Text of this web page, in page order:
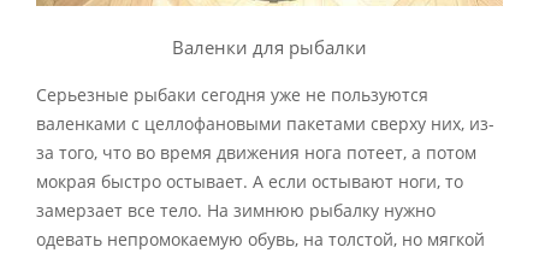
Валенки для рыбалки
Серьезные рыбаки сегодня уже не пользуются
валенками с целлофановыми пакетами сверху них, из-
за того, что во время движения нога потеет, а потом
мокрая быстро остывает. А если остывают ноги, то
замерзает все тело. На зимнюю рыбалку нужно
одевать непромокаемую обувь, на толстой, но мягкой